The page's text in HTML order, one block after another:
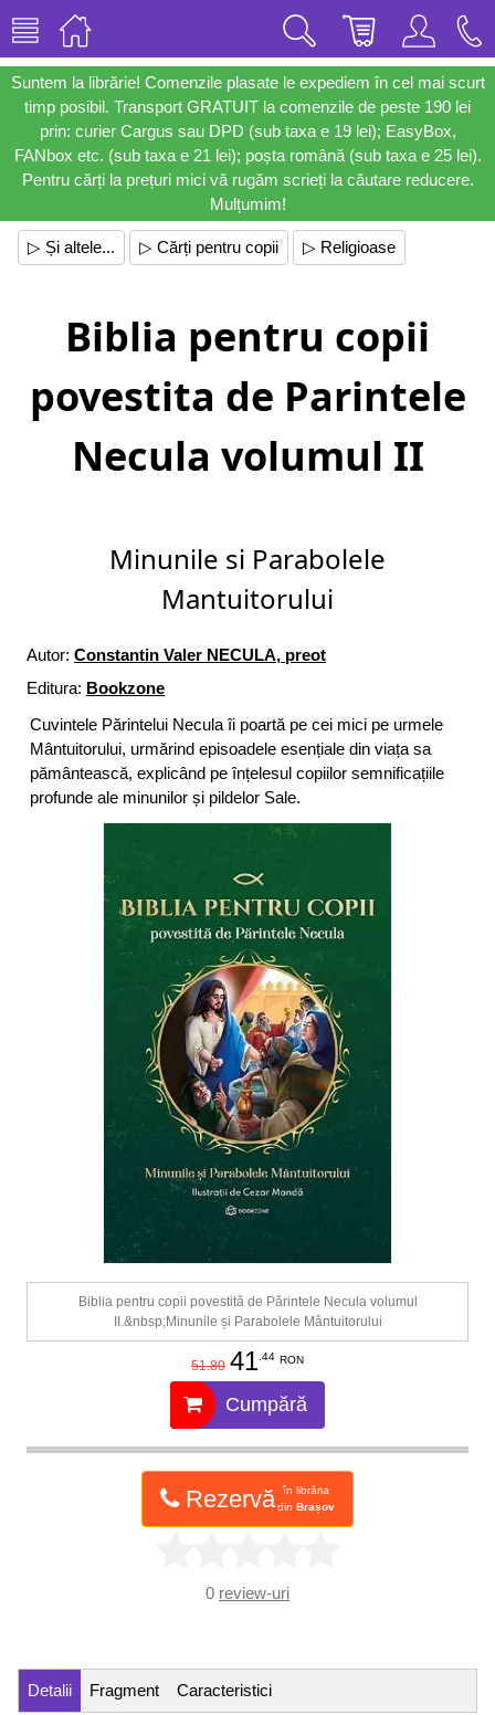
Suntem la librărie! Comenzile plasate le expediem în cel mai scurt
timp posibil. Transport GRATUIT la comenzile de peste 190 lei
prin: curier Cargus sau DPD (sub taxa e 19 lei); EasyBox,
FANbox etc. (sub taxa e 21 lei); poșta română (sub taxa e 25 lei).
Pentru cărți la prețuri mici vă rugăm scrieți la căutare reducere.
Mulțumim!
▷ Și altele... ▷ Cărți pentru copii ▷ Religioase
Biblia pentru copii
povestita de Parintele
Necula volumul II
Minunile si Parabolele
Mantuitorului
Autor: Constantin Valer NECULA, preot
Editura: Bookzone
Cuvintele Părintelui Necula îi poartă pe cei mici pe urmele
Mântuitorului, urmărind episoadele esențiale din viața sa
pământească, explicând pe înțelesul copiilor semnificațiile
profunde ale minunilor și pildelor Sale.
Biblia pentru copii povestită de Părintele Necula volumul
II.&nbsp;Minunile și Parabolele Mântuitorului
51.80 41.44 RON
Cumpără
Rezervă
în librăria
din Brașov
0 review-uri
Detalii Fragment Caracteristici